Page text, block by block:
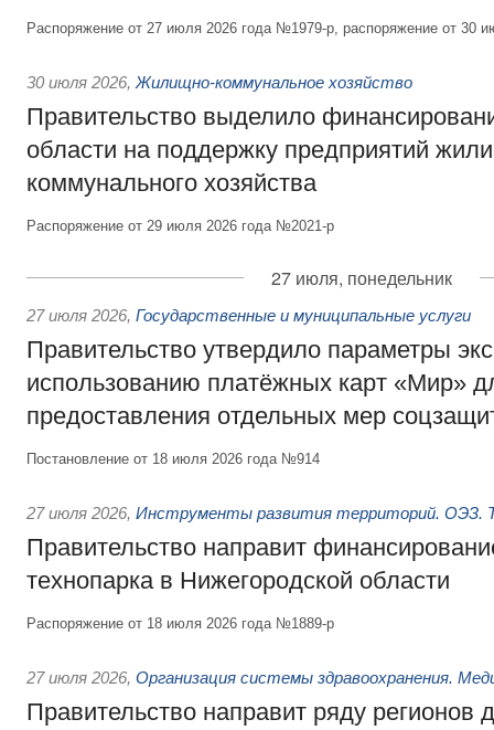
Распоряжение от 27 июля 2026 года №1979-р, распоряжение от 30
30 июля 2026, Жилищно-коммунальное хозяйство
Правительство выделило
области на поддержку предприятий
коммунального хозяйства
Распоряжение от 29 июля 2026 года №2021-р
27 июля, понедельник
27 июля 2026, Государственные и муниципальные услуги
Правительство утвердило параметры
использованию платёжных карт «Мир»
предоставления отдельных мер
Постановление от 18 июля 2026 года №914
27 июля 2026, Инструменты развития территорий. ОЭЗ.
Правительство направит
технопарка в Нижегородской области
Распоряжение от 18 июля 2026 года №1889-р
27 июля 2026, Организация системы здравоохранения.
Правительство направит ряду регионов